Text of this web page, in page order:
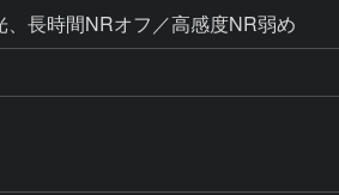
長時間NRオフ／高感度NR弱め